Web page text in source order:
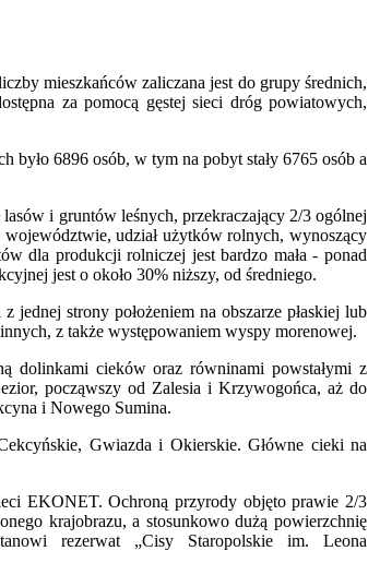
mieszkańców zaliczana jest do grupy średnich,
za pomocą gęstej sieci dróg powiatowych,
było 6896 osób, w tym na pobyt stały 6765 osób a
i gruntów leśnych, przekraczający 2/3 ogólnej
udział użytków rolnych, wynoszący
dla produkcji rolniczej jest bardzo mała - ponad
jest o około 30% niższy, od średniego.
strony położeniem na obszarze płaskiej lub
z także występowaniem wyspy morenowej.
dolinkami cieków oraz równinami powstałymi z
począwszy od Zalesia i Krzywogońca, aż do
i Nowego Sumina.
Gwiazda i Okierskie. Główne cieki na
EKONET. Ochroną przyrody objęto prawie 2/3
krajobrazu, a stosunkowo dużą powierzchnię
rezerwat „Cisy Staropolskie im. Leona